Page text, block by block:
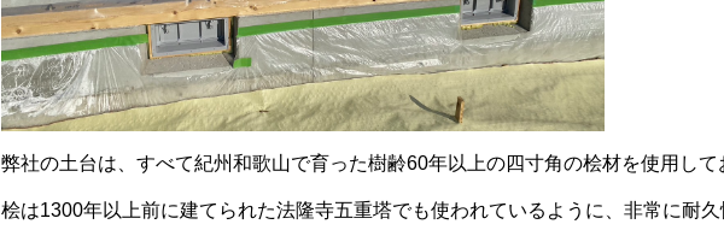
弊社の土台は、すべて紀州和歌山で育った樹齢60年以上の四寸角の桧材を使用して
桧は1300年以上前に建てられた法隆寺五重塔でも使われているように、非常に耐久